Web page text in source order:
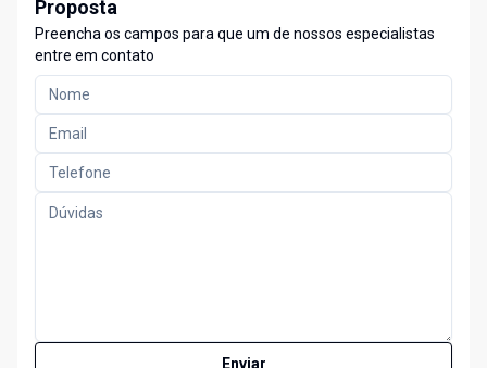
Proposta
Preencha os campos para que um de nossos especialistas
entre em contato
Enviar